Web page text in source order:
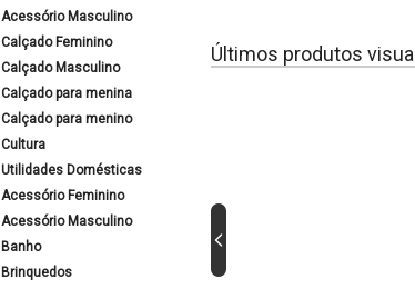
Acessório Masculino
Calçado Feminino
Calçado Masculino
Calçado para menina
Calçado para menino
Cultura
Utilidades Domésticas
Acessório Feminino
Acessório Masculino
Banho
Brinquedos
Últimos produtos